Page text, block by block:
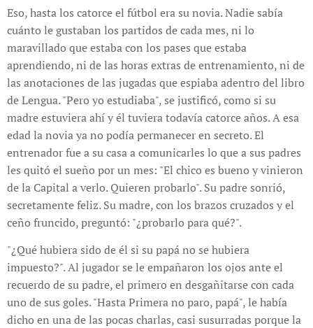
Eso, hasta los catorce el fútbol era su novia. Nadie sabía
cuánto le gustaban los partidos de cada mes, ni lo
maravillado que estaba con los pases que estaba
aprendiendo, ni de las horas extras de entrenamiento, ni de
las anotaciones de las jugadas que espiaba adentro del libro
de Lengua. "Pero yo estudiaba", se justificó, como si su
madre estuviera ahí y él tuviera todavía catorce años. A esa
edad la novia ya no podía permanecer en secreto. El
entrenador fue a su casa a comunicarles lo que a sus padres
les quitó el sueño por un mes: "El chico es bueno y vinieron
de la Capital a verlo. Quieren probarlo". Su padre sonrió,
secretamente feliz. Su madre, con los brazos cruzados y el
ceño fruncido, preguntó: "¿probarlo para qué?".
"¿Qué hubiera sido de él si su papá no se hubiera
impuesto?". Al jugador se le empañaron los ojos ante el
recuerdo de su padre, el primero en desgañitarse con cada
uno de sus goles. "Hasta Primera no paro, papá", le había
dicho en una de las pocas charlas, casi susurradas porque la